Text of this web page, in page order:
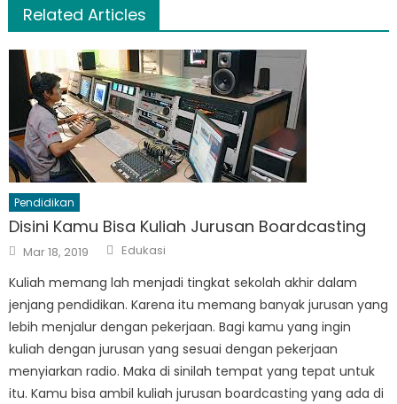
Related Articles
Pendidikan
Disini Kamu Bisa Kuliah Jurusan Boardcasting
Posted
on
Mar 18, 2019 Author
Edukasi
Kuliah memang lah menjadi tingkat sekolah akhir dalam
jenjang pendidikan. Karena itu memang banyak jurusan yang
lebih menjalur dengan pekerjaan. Bagi kamu yang ingin
kuliah dengan jurusan yang sesuai dengan pekerjaan
menyiarkan radio. Maka di sinilah tempat yang tepat untuk
itu. Kamu bisa ambil kuliah jurusan boardcasting yang ada di